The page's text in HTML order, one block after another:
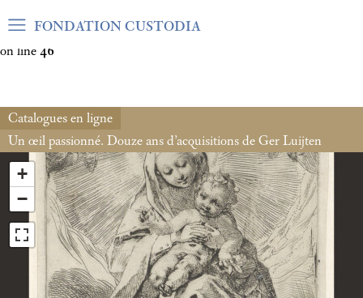
Warning: Undefined array key "var_mode" in
on line 46
FONDATION CUSTODIA
Catalogues en ligne
Un œil passionné. Douze ans d’acquisitions de Ger Luijten
+
−